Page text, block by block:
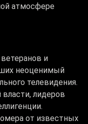
атмосфере
и
неоценимый
телевидения.
лидеров
от известных